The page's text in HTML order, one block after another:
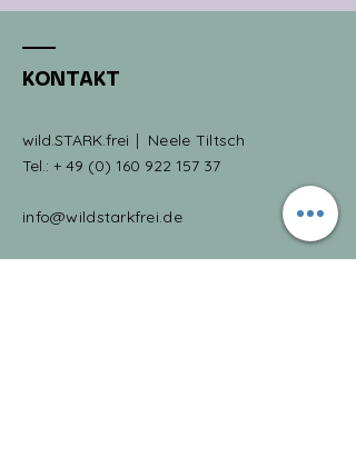
KONTAKT
wild.STARK.frei ​​ Neele Tiltsch
Tel.: + 49 (0) 160 922 157 37
info@wildstarkfrei.de